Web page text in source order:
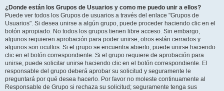
¿Donde están los Grupos de Usuarios y como me puedo unir a ellos?
Puede ver todos los Grupos de usuarios a través del enlace "Grupos de
Usuarios". Si desea unirse a algún grupo, puede proceder haciendo clic en el
botón apropiado. No todos los grupos tienen libre acceso. Sin embargo,
algunos requieren aprobación para poder unirse, otros están cerrados y
algunos son ocultos. Si el grupo se encuentra abierto, puede unirse haciendo
clic en el botón correspondiente. Si el grupo requiere de aprobación para
unirse, puede solicitar unirse haciendo clic en el botón correspondiente. El
responsable del grupo deberá aprobar su solicitud y seguramente le
preguntará por qué desea hacerlo. Por favor no moleste continuamente al
Responsable de Grupo si rechaza su solicitud; seguramente tenga sus